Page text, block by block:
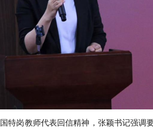
特岗教师代表回信精神，张颖书记强调